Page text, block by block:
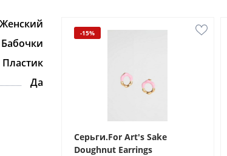
Женский
Бабочки
Пластик
Да
-15%
Серьги.For Art's Sake
Doughnut Earrings